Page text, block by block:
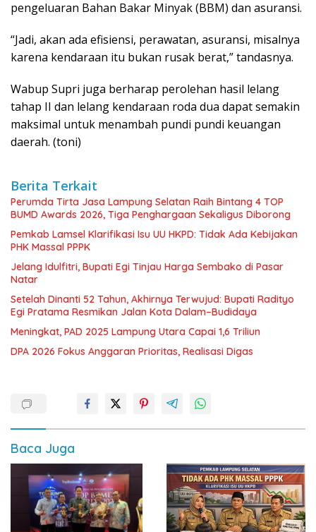
pengeluaran Bahan Bakar Minyak (BBM) dan asuransi.
“Jadi, akan ada efisiensi, perawatan, asuransi, misalnya
karena kendaraan itu bukan rusak berat,” tandasnya.
Wabup Supri juga berharap perolehan hasil lelang
tahap II dan lelang kendaraan roda dua dapat semakin
maksimal untuk menambah pundi pundi keuangan
daerah. (toni)
Berita Terkait
Perumda Tirta Jasa Lampung Selatan Raih Bintang 4 TOP
BUMD Awards 2026, Tiga Penghargaan Sekaligus Diborong
Pemkab Lamsel Klarifikasi Isu UU HKPD: Tidak Ada Kebijakan
PHK Massal PPPK
Jelang Idulfitri, Bupati Egi Tinjau Harga Sembako di Pasar
Natar
Setelah Dinanti 52 Tahun, Akhirnya Terwujud: Bupati Radityo
Egi Pratama Resmikan Jalan Kota Dalam–Budidaya
Meningkat, PAD 2025 Lampung Utara Capai 1,6 Triliun
DPA 2026 Fokus Anggaran Prioritas, Realisasi Digas
Baca Juga